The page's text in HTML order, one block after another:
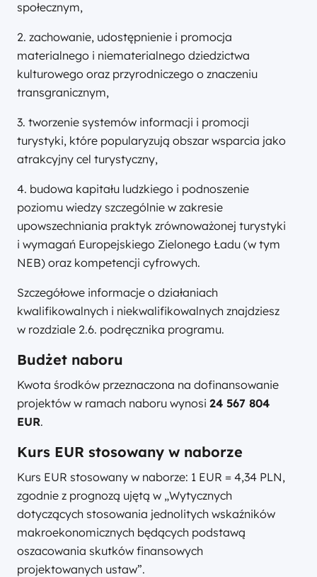
społecznym,
2. zachowanie, udostępnienie i promocja
materialnego i niematerialnego dziedzictwa
kulturowego oraz przyrodniczego o znaczeniu
transgranicznym,
3. tworzenie systemów informacji i promocji
turystyki, które popularyzują obszar wsparcia jako
atrakcyjny cel turystyczny,
4. budowa kapitału ludzkiego i podnoszenie
poziomu wiedzy szczególnie w zakresie
upowszechniania praktyk zrównoważonej turystyki
i wymagań Europejskiego Zielonego Ładu (w tym
NEB) oraz kompetencji cyfrowych.
Szczegółowe informacje o działaniach
kwalifikowalnych i niekwalifikowalnych znajdziesz
w rozdziale 2.6. podręcznika programu.
Budżet naboru
Kwota środków przeznaczona na dofinansowanie
projektów w ramach naboru wynosi 24 567 804
EUR.
Kurs EUR stosowany w naborze
Kurs EUR stosowany w naborze: 1 EUR = 4,34 PLN,
zgodnie z prognozą ujętą w „Wytycznych
dotyczących stosowania jednolitych wskaźników
makroekonomicznych będących podstawą
oszacowania skutków finansowych
projektowanych ustaw”.